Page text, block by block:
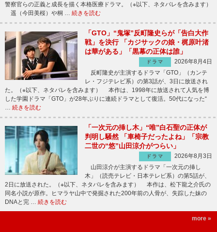
警察官らの正義と成長を描く本格医療ドラマ。（※以下、ネタバレを含みます）
遥（今田美桜）や桐 … 続きを読む
「GTO」“鬼塚”反町隆史らが「告白大作
戦」を決行 「カジサックの娘・梶原叶渚
は華がある」「黒幕の正体は誰」
ドラマ
2026年8月4日
反町隆史が主演するドラマ「GTO」（カンテ
レ・フジテレビ系）の第3話が、3日に放送され
た。（※以下、ネタバレを含みます） 本作は、1998年に放送されて人気を博
した学園ドラマ「GTO」が28年ぶりに連続ドラマとして復活。50代になった“
続きを読む
「一次元の挿し木」“唯”白石聖の正体が
判明し騒然 「車椅子だったよね」「宗教
二世の“悠”山田涼介がつらい」
ドラマ
2026年8月3日
山田涼介が主演するドラマ「一次元の挿し
木」（読売テレビ・日本テレビ系）の第5話が、
2日に放送された。（※以下、ネタバレを含みます） 本作は、松下龍之介氏の
同名小説が原作。ヒマラヤ山中で発掘された200年前の人骨が、失踪した妹の
DNAと完 … 続きを読む
more »